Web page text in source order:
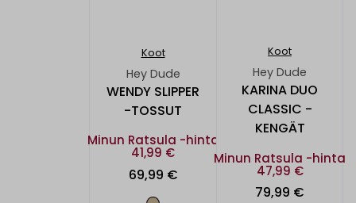
Koot
Hey Dude
WENDY SLIPPER
-TOSSUT
Minun Ratsula -hinta
41,99 €
69,99 €
Koot
Hey Dude
KARINA DUO
CLASSIC -
KENGÄT
Minun Ratsula -hinta
47,99 €
79,99 €